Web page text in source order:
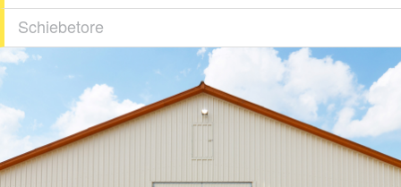
Schiebetore